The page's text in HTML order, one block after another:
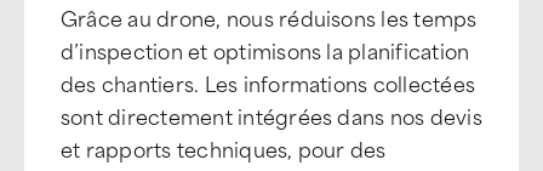
Grâce au drone, nous réduisons les temps
d’inspection et optimisons la planification
des chantiers. Les informations collectées
sont directement intégrées dans nos devis
et rapports techniques, pour des